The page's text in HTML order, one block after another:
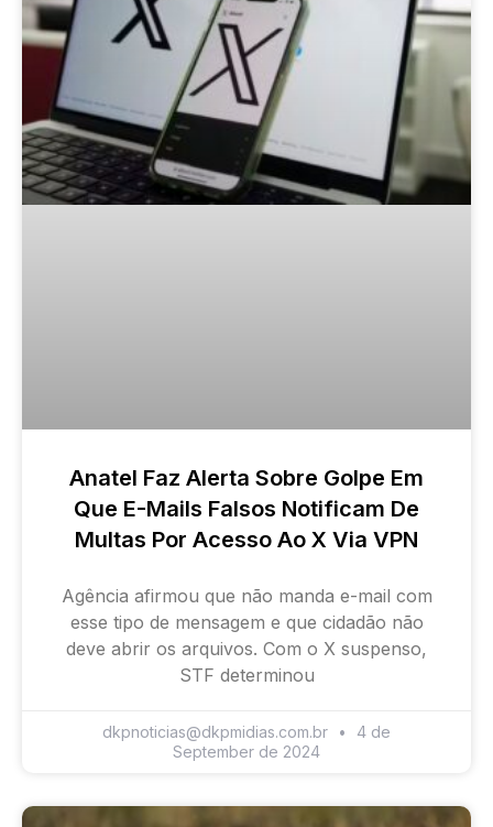
Anatel Faz Alerta Sobre Golpe Em
Que E-Mails Falsos Notificam De
Multas Por Acesso Ao X Via VPN
Agência afirmou que não manda e-mail com
esse tipo de mensagem e que cidadão não
deve abrir os arquivos. Com o X suspenso,
STF determinou
dkpnoticias@dkpmidias.com.br
4 de
September de 2024